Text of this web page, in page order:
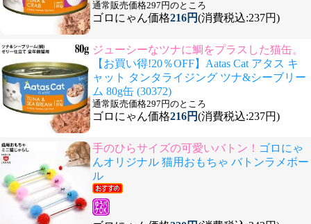
通常販売価格297円のところ
ゴロにゃん価格216円(消費税込:237円)
ジューシーなツナに鯛をプラスした猫缶。
【お買い得!20％OFF】Aatas Cat アタス キ
ャット タンタライジング ツナ&シーブリー
ム 80g缶 (30372)
通常販売価格297円のところ
ゴロにゃん価格216円(消費税込:237円)
手のひらサイズの可愛いバトン！ ゴロにゃ
んオリジナル 猫用おもちゃ バトンラメボー
ル